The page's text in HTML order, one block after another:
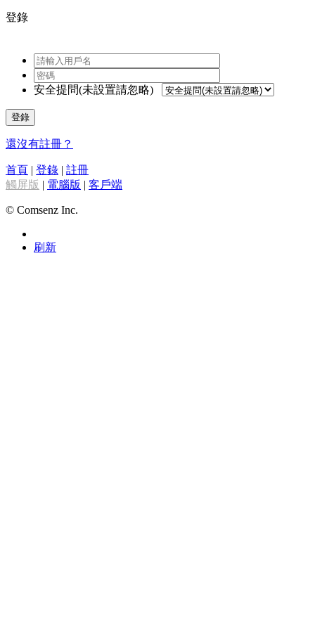
登錄
安全提問(未設置請忽略)
登錄
還沒有註冊？
首頁 | 登錄 | 註冊
觸屏版 | 電腦版 | 客戶端
© Comsenz Inc.
刷新